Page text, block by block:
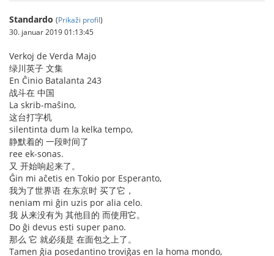
Standardo (Prikaži profil)
30. januar 2019 01:13:45
Verkoj de Verda Majo
绿川英子 文集
En Ĉinio Batalanta 243
战斗在 中国
La skrib-maŝino,
这台打字机
silentinta dum la kelka tempo,
静默着的 一段时间了
ree ek-sonas.
又 开始响起来了。
Ĝin mi aĉetis en Tokio por Esperanto,
我为了世界语 在东京时 买了它，
neniam mi ĝin uzis por alia celo.
我 从来没有为 其他目的 而使用它。
Do ĝi devus esti super pano.
那么 它 就必须是 在面包之上了。
Tamen ĝia posedantino troviĝas en la homa mondo,